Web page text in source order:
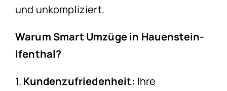
und unkompliziert.
Warum Smart Umzüge in Hauenstein-
Ifenthal?
1. Kundenzufriedenheit: Ihre